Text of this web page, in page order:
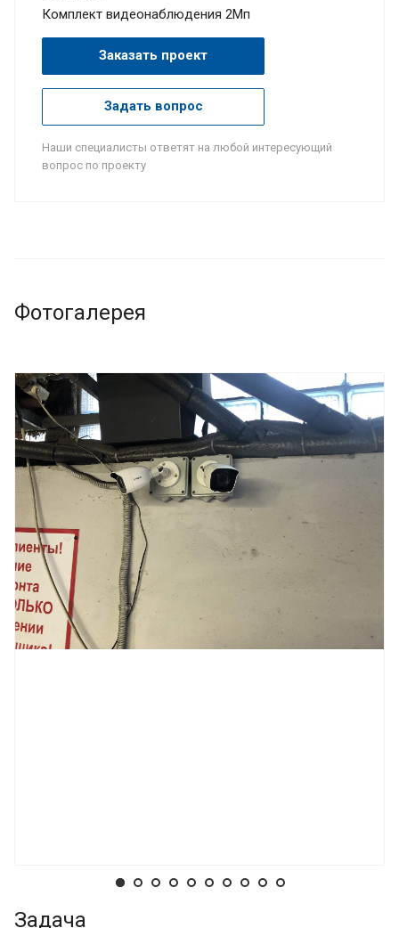
Комплект видеонаблюдения 2Мп
Заказать проект
Задать вопрос
Наши специалисты ответят на любой интересующий
вопрос по проекту
Фотогалерея
Задача